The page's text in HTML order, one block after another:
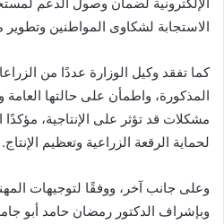
الاستجابة لشكاوى المواطنين
كما تفقد وكيل الوزارة عددًا من
المذكورة، واطمأن على حالتها
مشكلات قد تؤثر على الإنتاجية، مؤكدًا
لحماية الرقعة الزراعية وتعظيم الإنتاج.
وعلى جانب آخر، ووفقًا لتوجيهات
وبإشراف الدكتور رمضان حامد أبو